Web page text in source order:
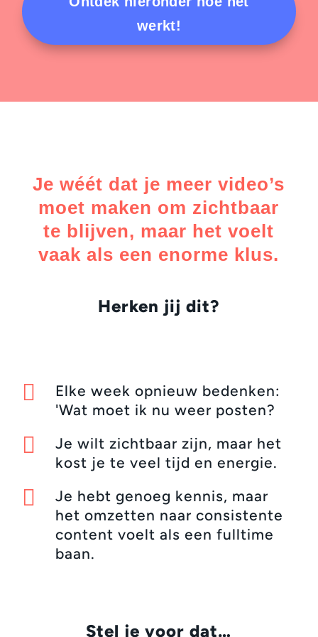
werkt!
Je wéét dat je meer video’s
moet maken om zichtbaar
te blijven, maar het voelt
vaak als een enorme klus.
Herken jij dit?

Elke week opnieuw bedenken:
'Wat moet ik nu weer posten?

Je wilt zichtbaar zijn, maar het
kost je te veel tijd en energie.

Je hebt genoeg kennis, maar
het omzetten naar consistente
content voelt als een fulltime
baan.
Stel je voor dat…